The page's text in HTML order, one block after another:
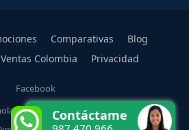
Comparativas
Blog
Ventas Colombia Privacidad
Facebook
Contáctame